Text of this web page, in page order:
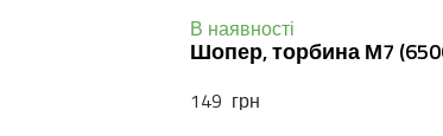
В наявності
Шопер, торбина М7
149  грн